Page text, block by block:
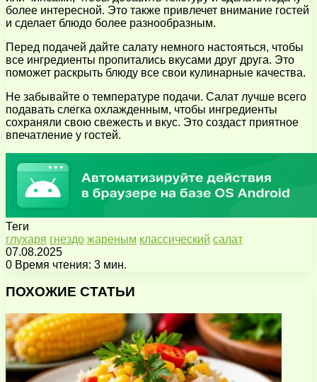
более интересной. Это также привлечет внимание гостей
и сделает блюдо более разнообразным.
Перед подачей дайте салату немного настояться, чтобы
все ингредиенты пропитались вкусами друг друга. Это
поможет раскрыть блюду все свои кулинарные качества.
Не забывайте о температуре подачи. Салат лучше всего
подавать слегка охлажденным, чтобы ингредиенты
сохраняли свою свежесть и вкус. Это создаст приятное
впечатление у гостей.
Теги
глухаря гнездо жареным классический салат
07.08.2025
0 Время чтения: 3 мин.
через
почту
ПОХОЖИЕ СТАТЬИ